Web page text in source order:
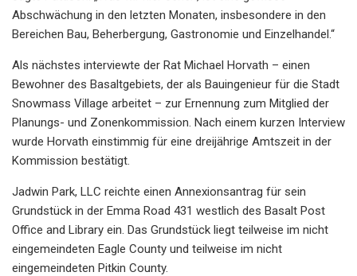
Abschwächung in den letzten Monaten, insbesondere in den
Bereichen Bau, Beherbergung, Gastronomie und Einzelhandel.“
Als nächstes interviewte der Rat Michael Horvath – einen
Bewohner des Basaltgebiets, der als Bauingenieur für die Stadt
Snowmass Village arbeitet – zur Ernennung zum Mitglied der
Planungs- und Zonenkommission. Nach einem kurzen Interview
wurde Horvath einstimmig für eine dreijährige Amtszeit in der
Kommission bestätigt.
Jadwin Park, LLC reichte einen Annexionsantrag für sein
Grundstück in der Emma Road 431 westlich des Basalt Post
Office and Library ein. Das Grundstück liegt teilweise im nicht
eingemeindeten Eagle County und teilweise im nicht
eingemeindeten Pitkin County.